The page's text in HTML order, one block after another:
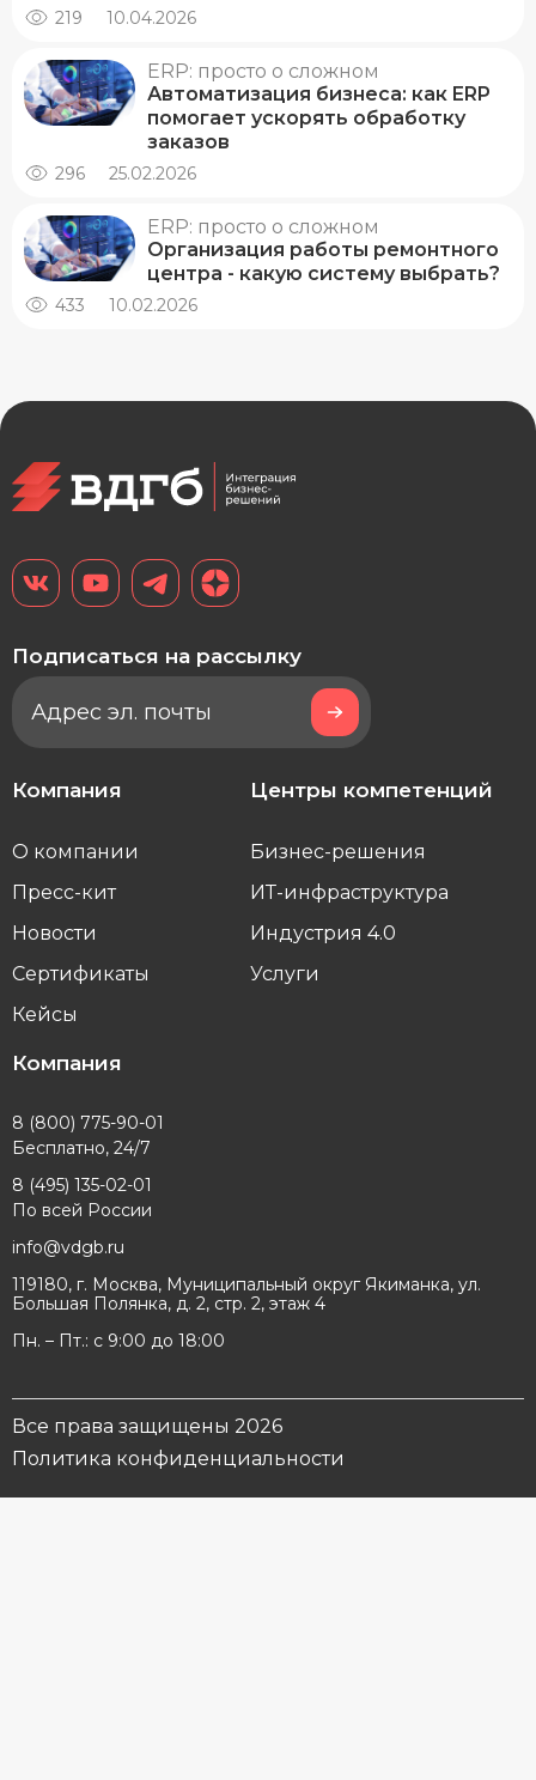
219 10.04.2026
ERP: просто о сложном
Автоматизация бизнеса: как ERP
помогает ускорять обработку
заказов
296 25.02.2026
ERP: просто о сложном
Организация работы ремонтного
центра - какую систему выбрать?
433 10.02.2026
Подписаться на рассылку
Компания
О компании
Пресс-кит
Новости
Сертификаты
Кейсы
Центры компетенций
Бизнес-решения
ИТ-инфраструктура
Индустрия 4.0
Услуги
Компания
8 (800) 775-90-01
Бесплатно, 24/7
8 (495) 135-02-01
По всей России
info@vdgb.ru
119180, г. Москва, Муниципальный округ Якиманка, ул.
Большая Полянка, д. 2, стр. 2, этаж 4
Пн. – Пт.: с 9:00 до 18:00
Все права защищены 2026
Политика конфиденциальности